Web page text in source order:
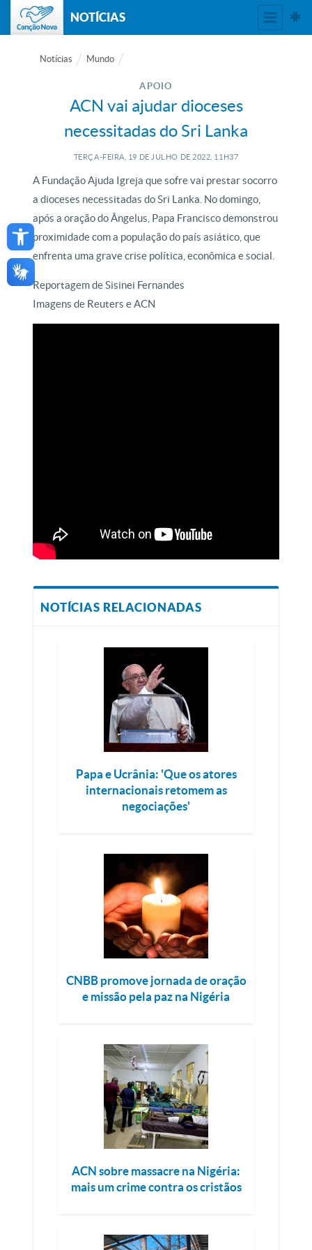
Open toolbar
NOTÍCIAS
Notícias Mundo
APOIO
ACN vai ajudar dioceses
necessitadas do Sri Lanka
TERÇA-FEIRA, 19 DE JULHO DE 2022, 11H37
A Fundação Ajuda Igreja que sofre vai prestar socorro
a dioceses necessitadas do Sri Lanka. No domingo,
após a oração do Ângelus, Papa Francisco demonstrou
proximidade com a população do país asiático, que
enfrenta uma grave crise política, econômica e social.
Reportagem de Sisinei Fernandes
Imagens de Reuters e ACN
NOTÍCIAS RELACIONADAS
Papa e Ucrânia: 'Que os atores
internacionais retomem as
negociações'
CNBB promove jornada de oração
e missão pela paz na Nigéria
ACN sobre massacre na Nigéria:
mais um crime contra os cristãos